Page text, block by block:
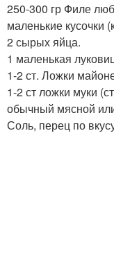
250-300 гр Филе
маленькие кусочки
2 сырых яйца.
1 маленькая
1-2 ст. Ложки
1-2 ст ложки муки
обычный мясной
Соль, перец по